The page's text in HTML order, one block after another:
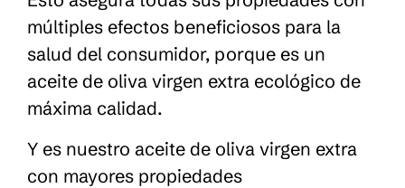
múltiples efectos beneficiosos para la
salud del consumidor, porque es un
aceite de oliva virgen extra ecológico de
máxima calidad.
Y es nuestro aceite de oliva virgen extra
con mayores propiedades